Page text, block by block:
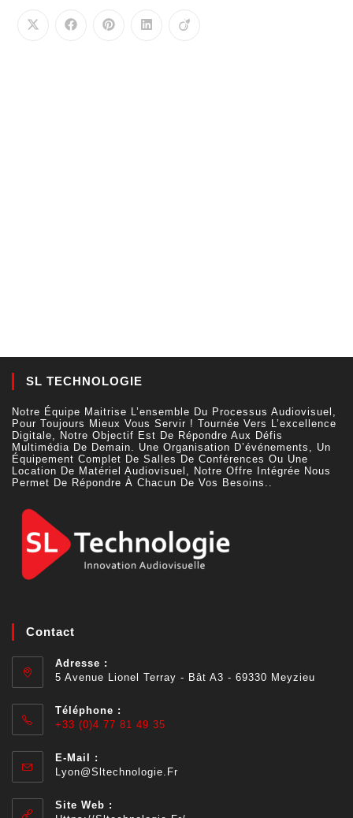
SL TECHNOLOGIE
Notre Équipe Maitrise L’ensemble Du Processus Audiovisuel,
Pour Toujours Mieux Vous Servir ! Tournée Vers L’excellence
Digitale, Notre Objectif Est De Répondre Aux Défis
Multimédia De Demain. Une Organisation D’événements, Un
Équipement Complet De Salles De Conférences Ou Une
Location De Matériel Audiovisuel, Notre Offre Intégrée Nous
Permet De Répondre À Chacun De Vos Besoins..
Contact
Adresse :
5 Avenue Lionel Terray - Bât A3 - 69330 Meyzieu
Téléphone :
+33 (0)4 77 81 49 35
E-Mail :
Lyon@sltechnologie.fr
Site Web :